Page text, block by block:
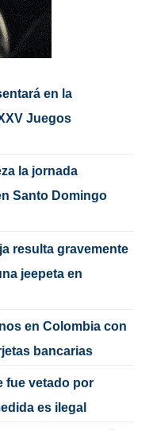
en la
Juegos
la jornada
Santo Domingo
resulta gravemente
jeepeta en
en Colombia con
bancarias
fue vetado por
es ilegal